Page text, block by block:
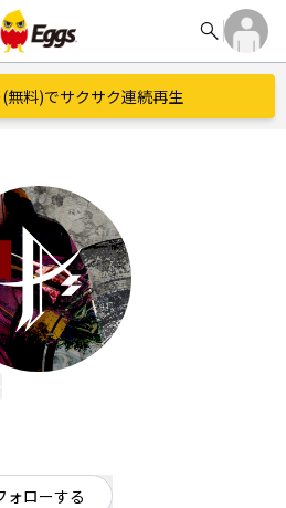
search
無料)でサクサク連続再生
ォローする